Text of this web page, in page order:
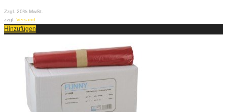
Zzgl. 20% MwSt.
zzgl. Versand
Hinzufügen